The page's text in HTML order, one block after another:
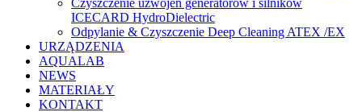
Czyszczenie uzwojeń generatorów i silników
ICECARD HydroDielectric
Odpylanie & Czyszczenie Deep Cleaning ATEX /EX
URZĄDZENIA
AQUALAB
NEWS
MATERIAŁY
KONTAKT